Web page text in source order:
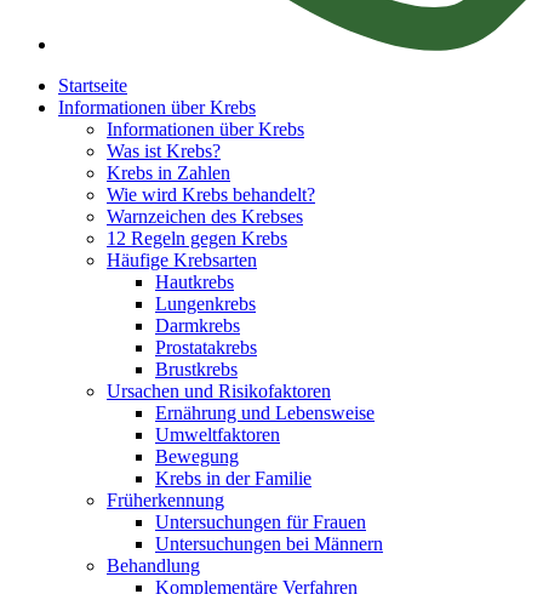
Startseite
Informationen über Krebs
Informationen über Krebs
Was ist Krebs?
Krebs in Zahlen
Wie wird Krebs behandelt?
Warnzeichen des Krebses
12 Regeln gegen Krebs
Häufige Krebsarten
Hautkrebs
Lungenkrebs
Darmkrebs
Prostatakrebs
Brustkrebs
Ursachen und Risikofaktoren
Ernährung und Lebensweise
Umweltfaktoren
Bewegung
Krebs in der Familie
Früherkennung
Untersuchungen für Frauen
Untersuchungen bei Männern
Behandlung
Komplementäre Verfahren